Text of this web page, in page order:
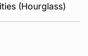
(Hourglass)